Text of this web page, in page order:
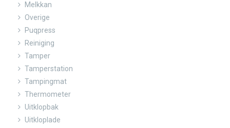
Melkkan
Overige
Puqpress
Reiniging
Tamper
Tamperstation
Tampingmat
Thermometer
Uitklopbak
Uitkloplade